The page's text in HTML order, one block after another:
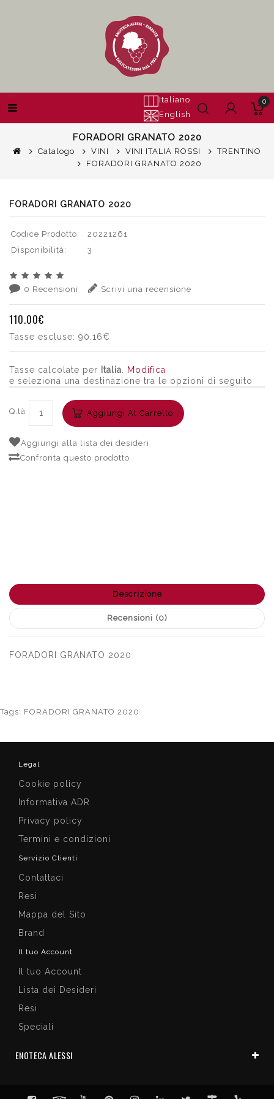
Italiano
English
0
FORADORI GRANATO 2020
Catalogo VINI VINI ITALIA ROSSI
TRENTINO
FORADORI GRANATO 2020
FORADORI GRANATO 2020
Codice Prodotto:
20221261
Disponibilità:
3
0 Recensioni Scrivi una recensione
110.00€
Tasse escluse: 90.16€
Tasse calcolate per Italia
Modifica
e seleziona una destinazione tra le opzioni di seguito
Q.tà Aggiungi Al Carrello
Aggiungi alla lista dei desideri
Confronta questo prodotto
Descrizione
Recensioni (0)
FORADORI GRANATO 2020
Tags: FORADORI GRANATO 2020
Legal
Cookie policy
Informativa ADR
Privacy policy
Termini e condizioni
Servizio Clienti
Contattaci
Resi
Mappa del Sito
Brand
Il tuo Account
Il tuo Account
Lista dei Desideri
Resi
Speciali
ENOTECA ALESSI